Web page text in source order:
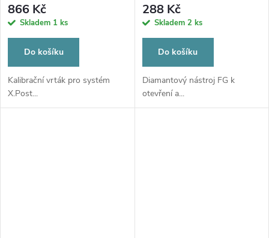
866 Kč
Skladem 1 ks
Do košíku
Kalibrační vrták pro systém
X.Post...
288 Kč
Skladem 2 ks
Do košíku
Diamantový nástroj FG k
otevření a...